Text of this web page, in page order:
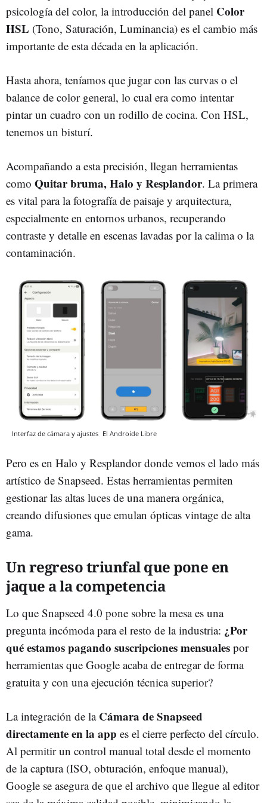
psicología del color, la introducción del panel Color
HSL (Tono, Saturación, Luminancia) es el cambio más
importante de esta década en la aplicación.
Hasta ahora, teníamos que jugar con las curvas o el
balance de color general, lo cual era como intentar
pintar un cuadro con un rodillo de cocina. Con HSL,
tenemos un bisturí.
Acompañando a esta precisión, llegan herramientas
como Quitar bruma, Halo y Resplandor. La primera
es vital para la fotografía de paisaje y arquitectura,
especialmente en entornos urbanos, recuperando
contraste y detalle en escenas lavadas por la calima o la
contaminación.
Interfaz de cámara y ajustes El Androide Libre
Pero es en Halo y Resplandor donde vemos el lado más
artístico de Snapseed. Estas herramientas permiten
gestionar las altas luces de una manera orgánica,
creando difusiones que emulan ópticas vintage de alta
gama.
Un regreso triunfal que pone en
jaque a la competencia
Lo que Snapseed 4.0 pone sobre la mesa es una
pregunta incómoda para el resto de la industria: ¿Por
qué estamos pagando suscripciones mensuales por
herramientas que Google acaba de entregar de forma
gratuita y con una ejecución técnica superior?
La integración de la Cámara de Snapseed
directamente en la app es el cierre perfecto del círculo.
Al permitir un control manual total desde el momento
de la captura (ISO, obturación, enfoque manual),
Google se asegura de que el archivo que llegue al editor